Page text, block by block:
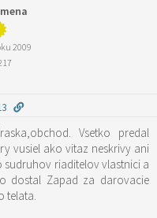
2009
Vsetko predal
vusiel ako vitaz neskrivy ani
sudruhov riaditelov vlastnici a
dostal Zapad za darovacie
telata.